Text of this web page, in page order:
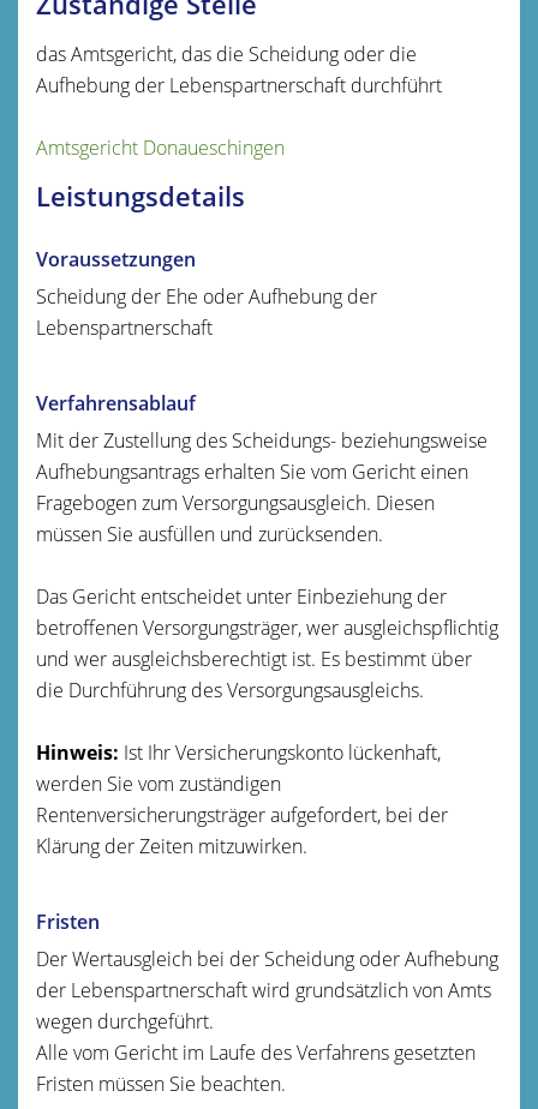
das Amtsgericht, das die Scheidung oder die
Aufhebung der Lebenspartnerschaft durchführt
Amtsgericht Donaueschingen
Leistungsdetails
Voraussetzungen
Scheidung der Ehe oder Aufhebung der
Lebenspartnerschaft
Verfahrensablauf
Mit der Zustellung des Scheidungs- beziehungsweise
Aufhebungsantrags erhalten Sie vom Gericht einen
Fragebogen zum Versorgungsausgleich. Diesen
müssen Sie ausfüllen und zurücksenden.
Das Gericht entscheidet unter Einbeziehung der
betroffenen Versorgungsträger, wer ausgleichspflichtig
und wer ausgleichsberechtigt ist. Es bestimmt über
die Durchführung des Versorgungsausgleichs.
Hinweis: Ist Ihr Versicherungskonto lückenhaft,
werden Sie vom zuständigen
Rentenversicherungsträger aufgefordert, bei der
Klärung der Zeiten mitzuwirken.
Fristen
Der Wertausgleich bei der Scheidung oder Aufhebung
der Lebenspartnerschaft wird grundsätzlich von Amts
wegen durchgeführt.
Alle vom Gericht im Laufe des Verfahrens gesetzten
Fristen müssen Sie beachten.